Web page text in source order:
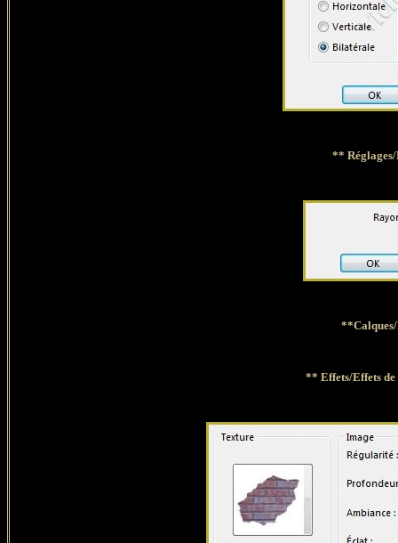
**
**Calques
** Effets/Effets